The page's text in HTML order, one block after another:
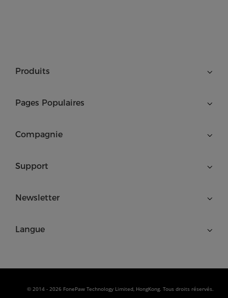
Produits
Pages Populaires
Compagnie
Support
Newsletter
Langue
© 2014 - 2026 FonePaw Technology Limited, HongKong. Tous droits réservés.